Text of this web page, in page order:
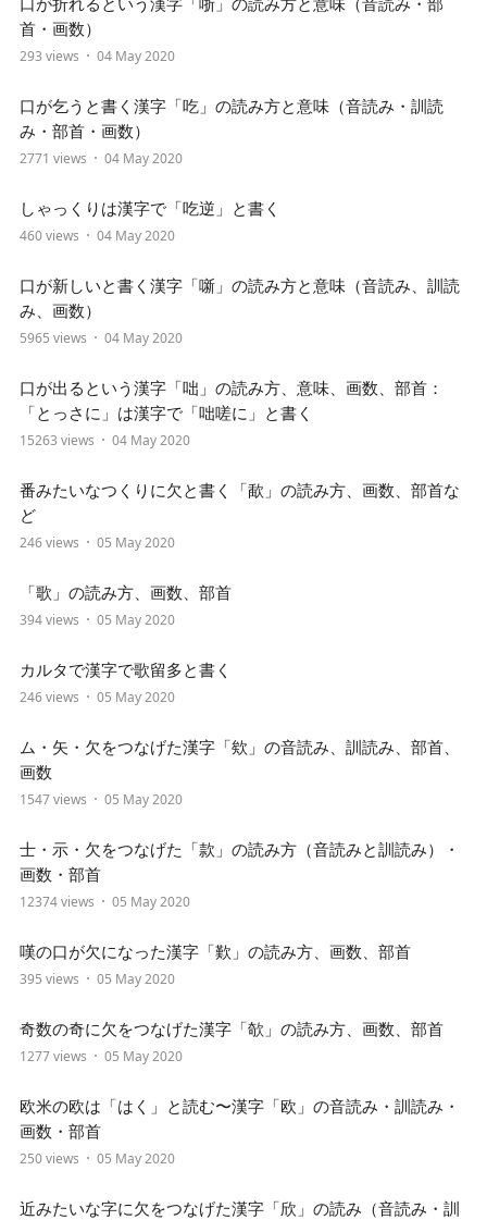
首・画数）
293 views 04 May 2020
口が乞うと書く漢字「吃」の読み方と意味（音読み・訓読
み・部首・画数）
2771 views 04 May 2020
しゃっくりは漢字で「吃逆」と書く
460 views 04 May 2020
口が新しいと書く漢字「噺」の読み方と意味（音読み、訓読
み、画数）
5965 views 04 May 2020
口が出るという漢字「咄」の読み方、意味、画数、部首：
「とっさに」は漢字で「咄嗟に」と書く
15263 views 04 May 2020
番みたいなつくりに欠と書く「歃」の読み方、画数、部首な
ど
246 views 05 May 2020
「歌」の読み方、画数、部首
394 views 05 May 2020
カルタで漢字で歌留多と書く
246 views 05 May 2020
ム・矢・欠をつなげた漢字「欸」の音読み、訓読み、部首、
画数
1547 views 05 May 2020
士・示・欠をつなげた「款」の読み方（音読みと訓読み）・
画数・部首
12374 views 05 May 2020
嘆の口が欠になった漢字「歎」の読み方、画数、部首
395 views 05 May 2020
奇数の奇に欠をつなげた漢字「欹」の読み方、画数、部首
1277 views 05 May 2020
欧米の欧は「はく」と読む〜漢字「欧」の音読み・訓読み・
画数・部首
250 views 05 May 2020
近みたいな字に欠をつなげた漢字「欣」の読み（音読み・訓